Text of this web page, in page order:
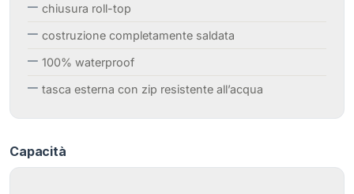
chiusura roll-top
costruzione completamente saldata
100% waterproof
tasca esterna con zip resistente all’acqua
Capacità